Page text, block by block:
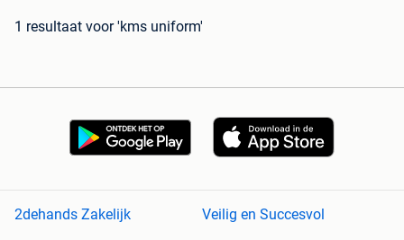
1 resultaat voor 'kms uniform'
2dehands Zakelijk Veilig en Succesvol